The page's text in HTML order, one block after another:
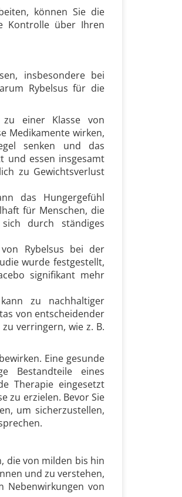
können Sie die
Kontrolle über Ihren
insbesondere bei
Rybelsus für die
einer Klasse von
Medikamente wirken,
senken und das
und essen insgesamt
zu Gewichtsverlust
das Hungergefühl
für Menschen, die
durch ständiges
Rybelsus bei der
wurde festgestellt,
signifikant mehr
zu nachhaltiger
von entscheidender
verringern, wie z. B.
Eine gesunde
Bestandteile eines
Therapie eingesetzt
zu erzielen. Bevor Sie
um sicherzustellen,
die von milden bis hin
und zu verstehen,
Nebenwirkungen von